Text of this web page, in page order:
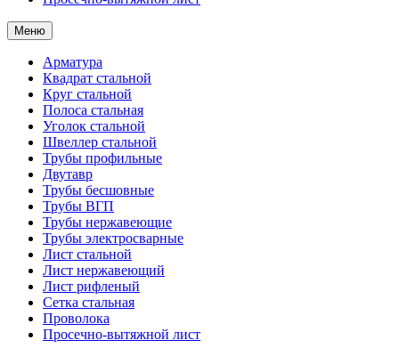
Меню
Арматура
Квадрат стальной
Круг стальной
Полоса стальная
Уголок стальной
Швеллер стальной
Трубы профильные
Двутавр
Трубы бесшовные
Трубы ВГП
Трубы нержавеющие
Трубы электросварные
Лист стальной
Лист нержавеющий
Лист рифленый
Сетка стальная
Проволока
Просечно-вытяжной лист